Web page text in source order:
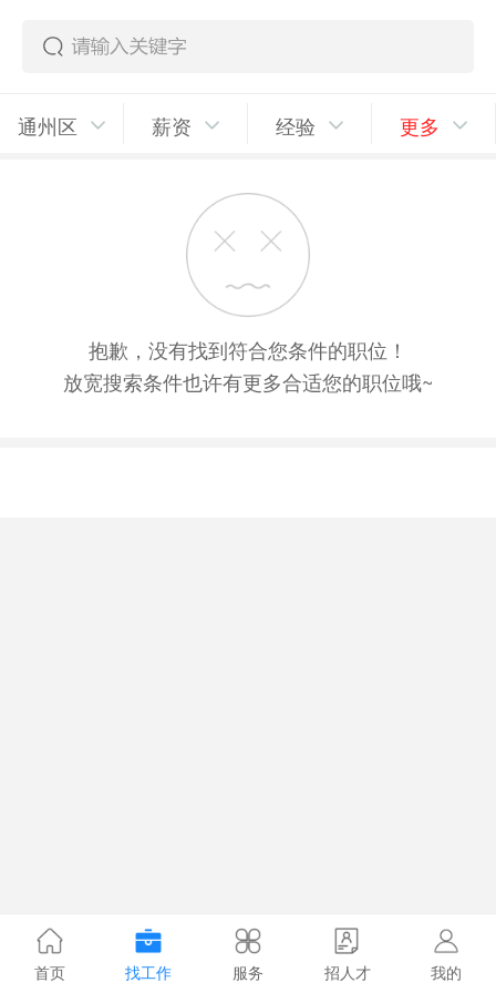
通州区 薪资 经验 更多
抱歉，没有找到符合您条件的职位！
放宽搜索条件也许有更多合适您的职位哦~
首页 找工作 服务 招人才 我的